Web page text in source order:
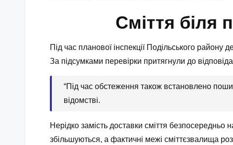
Сміття біля
Під час планової інспекції Подільського
За підсумками перевірки притягнули до
“Під час обстеження також встановлено
відомстві.
Нерідко замість доставки сміття
збільшуються, а фактичні межі сміттєзвалища